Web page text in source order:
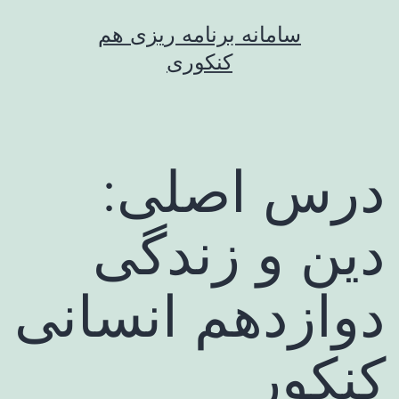
سامانه برنامه ریزی هم
کنکوری
درس اصلی:
دین و زندگی
دوازدهم انسانی
کنکور